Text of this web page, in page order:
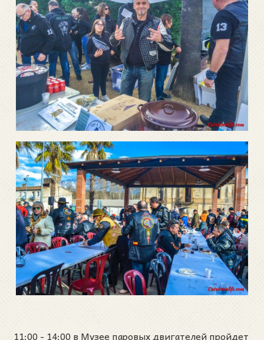
11:00 - 14:00 в Музее паровых двигателей пройдет